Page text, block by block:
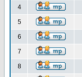
4
5
6
7
8